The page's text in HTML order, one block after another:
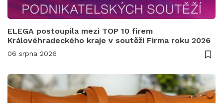
ELEGA postoupila mezi TOP 10 firem
Královéhradeckého kraje v soutěži Firma roku 2026
06 srpna 2026